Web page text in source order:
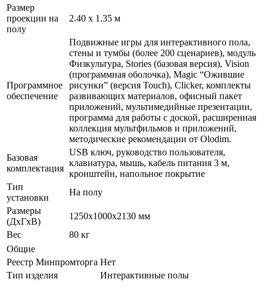
Размер
проекции на
полу
2.40 х 1.35 м
Программное
обеспечение
Подвижные игры для интерактивного пола,
стены и тумбы (более 200 сценариев), модуль
Физкультура, Stories (базовая версия), Vision
(программная оболочка), Magic “Ожившие
рисунки” (версия Touch), Clicker, комплекты
развивающих материалов, офисный пакет
приложений, мультимедийные презентации,
программа для работы с доской, расширенная
коллекция мультфильмов и приложений,
методические рекомендации от Olodim.
Базовая
комплектация
USB ключ, руководство пользователя,
клавиатура, мышь, кабель питания 3 м,
кронштейн, напольное покрытие
Тип
установки
На полу
Размеры
(ДxГxВ)
1250x1000x2130 мм
Вес
80 кг
Общие
Реестр Минпромторга Нет
Тип изделия
Интерактивные полы